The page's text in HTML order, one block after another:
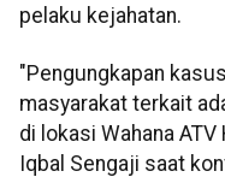
pelaku kejahatan.
"Pengungkapan
masyarakat terkait
di lokasi Wahana
Iqbal Sengaji saat